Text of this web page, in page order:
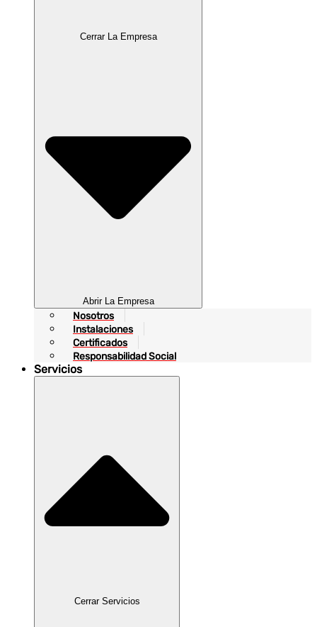
Cerrar La Empresa
Abrir La Empresa
Nosotros
Instalaciones
Certificados
Responsabilidad Social
Servicios
Cerrar Servicios